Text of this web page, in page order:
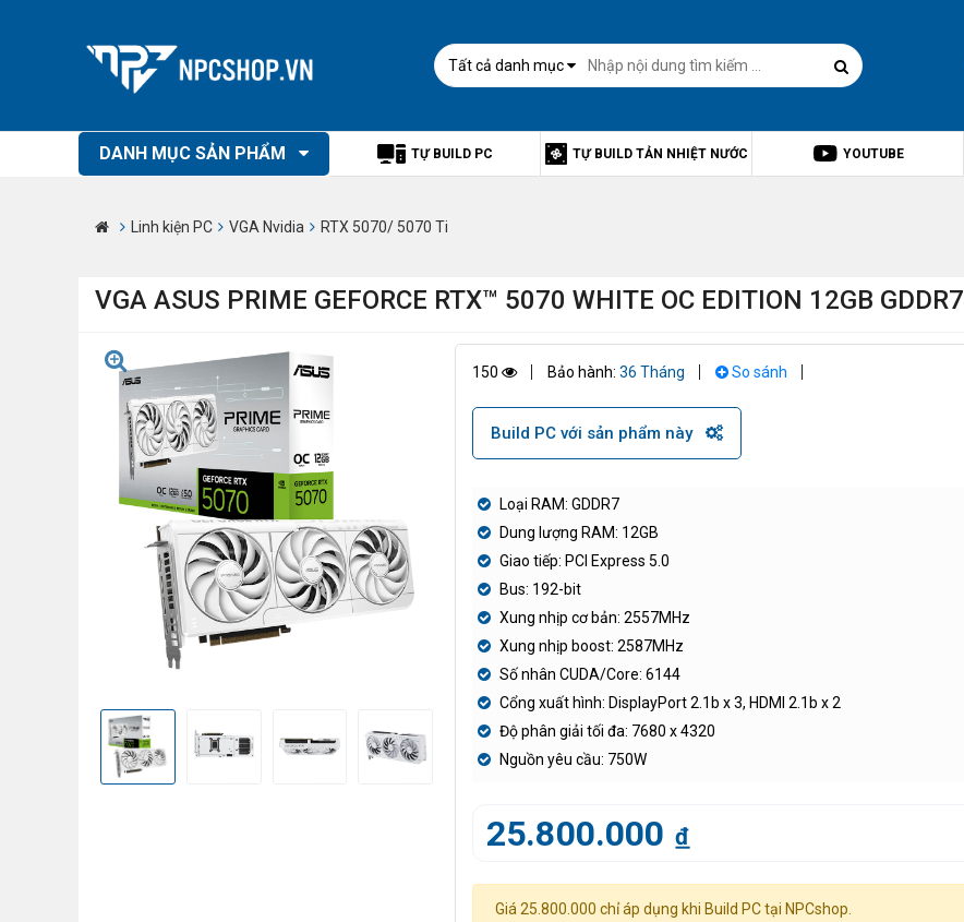
Tất cả danh mục
DANH MỤC SẢN PHẨM TỰ BUILD PC TỰ BUILD TẢN NHIỆT NƯỚC YOUTUBE
Linh kiện PC VGA Nvidia RTX 5070/ 5070 Ti
VGA ASUS PRIME GEFORCE RTX™ 5070 WHITE OC EDITION 12GB GDDR7
150 Bảo hành: 36 Tháng So sánh
Build PC với sản phẩm này
Loại RAM: GDDR7
Dung lượng RAM: 12GB
Giao tiếp: PCI Express 5.0
Bus: 192-bit
Xung nhịp cơ bản: 2557MHz
Xung nhịp boost: 2587MHz
Số nhân CUDA/Core: 6144
Cổng xuất hình: DisplayPort 2.1b x 3, HDMI 2.1b x 2
Độ phân giải tối đa: 7680 x 4320
Nguồn yêu cầu: 750W
25.800.000 đ
Giá 25.800.000 chỉ áp dụng khi Build PC tại NPCshop.